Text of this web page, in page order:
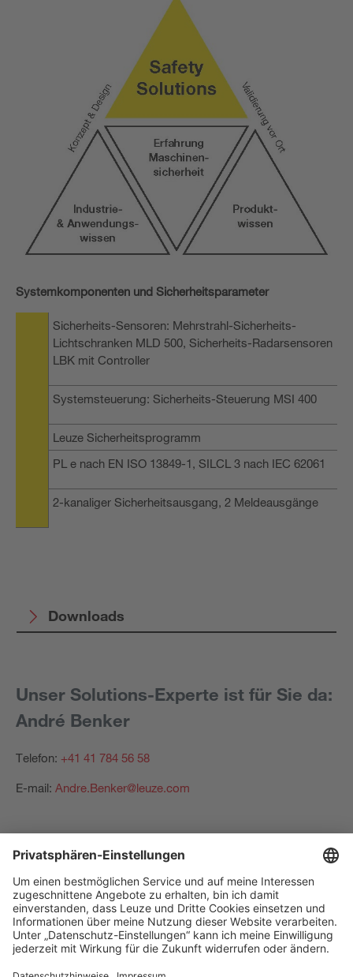
Systemkomponenten und Sicherheitsparameter
Sicherheits-Sensoren: Mehrstrahl-Sicherheits-
Lichtschranken MLD 500, Sicherheits-Radarsensoren
LBK mit Controller
Systemsteuerung: Sicherheits-Steuerung MSI 400
Leuze Sicherheitsprogramm
PL e nach EN ISO 13849-1, SILCL 3 nach IEC 62061
2-kanaliger Sicherheitsausgang, 2 Meldeausgänge
Downloads
Unser Solutions-Experte ist für Sie da:
André Benker
Telefon: +41 41 784 56 58
E-mail: Andre.Benker@leuze.com
The Sensor People
Quick links